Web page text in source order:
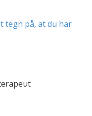
tegn på, at du har